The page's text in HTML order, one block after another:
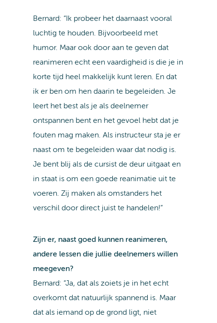
Bernard: “Ik probeer het daarnaast vooral
luchtig te houden. Bijvoorbeeld met
humor. Maar ook door aan te geven dat
reanimeren echt een vaardigheid is die je in
korte tijd heel makkelijk kunt leren. En dat
ik er ben om hen daarin te begeleiden. Je
leert het best als je als deelnemer
ontspannen bent en het gevoel hebt dat je
fouten mag maken. Als instructeur sta je er
naast om te begeleiden waar dat nodig is.
Je bent blij als de cursist de deur uitgaat en
in staat is om een goede reanimatie uit te
voeren. Zij maken als omstanders het
verschil door direct juist te handelen!”
Zijn er, naast goed kunnen reanimeren,
andere lessen die jullie deelnemers willen
meegeven?
Bernard: “Ja, dat als zoiets je in het echt
overkomt dat natuurlijk spannend is. Maar
dat als iemand op de grond ligt, niet